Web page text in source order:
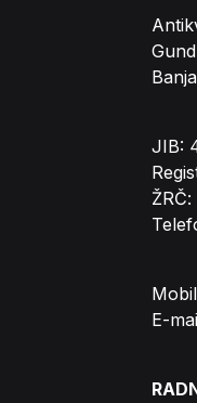
JIB:
E-